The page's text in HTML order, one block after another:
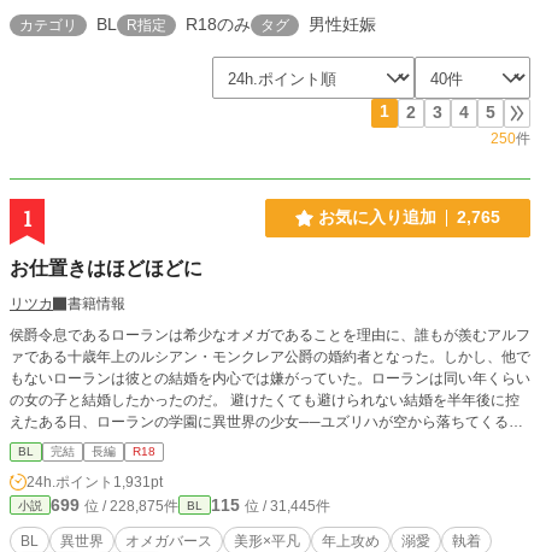
カテゴリ BL R指定 R18のみ タグ 男性妊娠
1 2 3 4 5
250件
1 お気に入り追加 2,765
お仕置きはほどほどに
リツカ
書籍情報
侯爵令息であるローランは希少なオメガであることを理由に、誰もが羨むアルフ
ァである十歳年上のルシアン・モンクレア公爵の婚約者となった。しかし、他で
もないローランは彼との結婚を内心では嫌がっていた。ローランは同い年くらい
の女の子と結婚したかったのだ。 避けたくても避けられない結婚を半年後に控
えたある日、ローランの学園に異世界の少女──ユズリハが空から落ちてくる。
ユズリハのお披露目パーティーをきっかけに、ローランはルシアンとユズリハを
くっつけようと画策するのだが…… 婚約破棄されることを目論んでいたオメガ
が、それまで甘やかしてくれていた婚約者のアルファにきつめのお仕置きをされ
る話。 スパダリ風執着アルファ(28)×ベータに見える平凡オメガ(18)
BL 完結 長編 R18
24h.ポイント 1,931pt
小説 699 位 / 228,875件 BL 115 位 / 31,445件
BL 異世界 オメガバース 美形×平凡 年上攻め 溺愛
執着